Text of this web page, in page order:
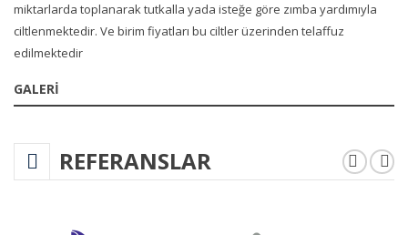
miktarlarda toplanarak tutkalla yada isteğe göre zımba yardımıyla
ciltlenmektedir. Ve birim fiyatları bu ciltler üzerinden telaffuz
edilmektedir
GALERİ
REFERANSLAR